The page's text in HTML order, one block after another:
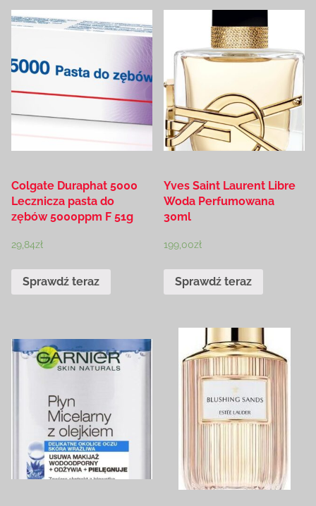
Colgate Duraphat 5000
Lecznicza pasta do
zębów 5000ppm F 51g
29,84zł
Sprawdź teraz
Yves Saint Laurent Libre
Woda Perfumowana
30ml
199,00zł
Sprawdź teraz